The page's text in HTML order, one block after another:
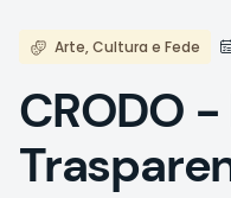
Arte, Cultura e Fede
CRODO